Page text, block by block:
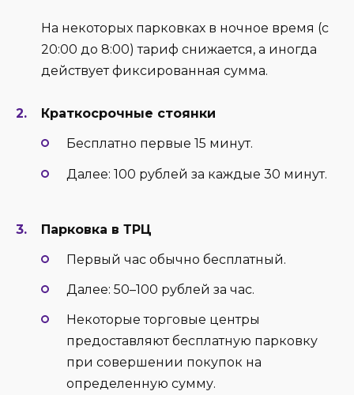
На некоторых парковках в ночное время (с
20:00 до 8:00) тариф снижается, а иногда
действует фиксированная сумма.
Краткосрочные стоянки
Бесплатно первые 15 минут.
Далее: 100 рублей за каждые 30 минут.
Парковка в ТРЦ
Первый час обычно бесплатный.
Далее: 50–100 рублей за час.
Некоторые торговые центры
предоставляют бесплатную парковку
при совершении покупок на
определенную сумму.